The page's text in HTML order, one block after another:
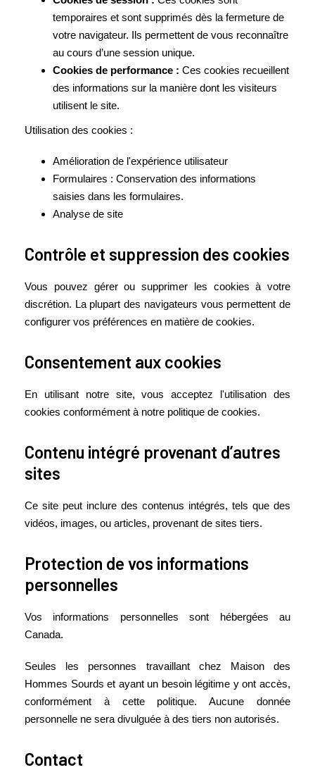
temporaires et sont supprimés dès la fermeture de
votre navigateur. Ils permettent de vous reconnaître
au cours d’une session unique.
Cookies de performance : Ces cookies recueillent
des informations sur la manière dont les visiteurs
utilisent le site.
Utilisation des cookies :
Amélioration de l'expérience utilisateur
Formulaires : Conservation des informations
saisies dans les formulaires.
Analyse de site
Contrôle et suppression des cookies
Vous pouvez gérer ou supprimer les cookies à votre
discrétion. La plupart des navigateurs vous permettent de
configurer vos préférences en matière de cookies.
Consentement aux cookies
En utilisant notre site, vous acceptez l'utilisation des
cookies conformément à notre politique de cookies.
Contenu intégré provenant d’autres
sites
Ce site peut inclure des contenus intégrés, tels que des
vidéos, images, ou articles, provenant de sites tiers.
Protection de vos informations
personnelles
Vos informations personnelles sont hébergées au
Canada.
Seules les personnes travaillant chez Maison des
Hommes Sourds et ayant un besoin légitime y ont accès,
conformément à cette politique. Aucune donnée
personnelle ne sera divulguée à des tiers non autorisés.
Contact